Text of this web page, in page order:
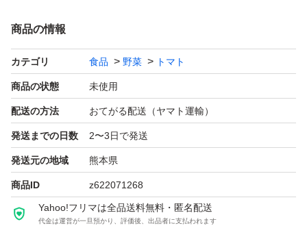
・子どもに野菜を食べさせたい方
・フルーツみたいに甘いトマトが好きな方
▼こだわり
スーパーなどで売られているトマトは流通の関係で実が青
いうちに収穫しています。そのためまだ甘味が乗る前のも
のがほとんどです。時間がたつと赤くなりますが、味は変
わりません。
商品の情報
カテゴリ 食品 野菜 トマト
商品の状態 未使用
配送の方法 おてがる配送（ヤマト運輸）
発送までの日数 2〜3日で発送
発送元の地域 熊本県
商品ID z622071268
Yahoo!フリマは全品送料無料・匿名配送
代金は運営が一旦預かり、評価後、出品者に支払われます